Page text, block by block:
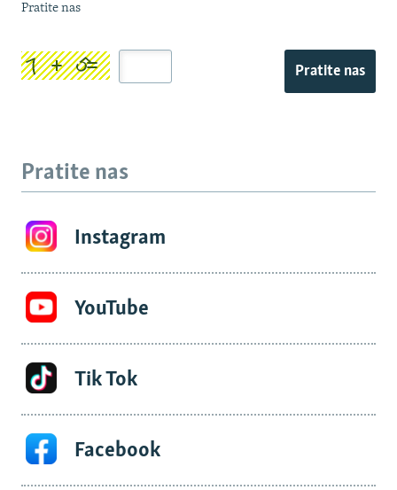
Pratite nas
Pratite nas
Pratite nas
Instagram
YouTube
Tik Tok
Facebook